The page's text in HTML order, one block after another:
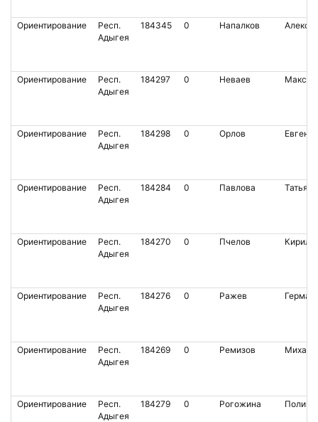
Ориентирование
Респ.
Адыгея
184345 0 Напалков
Ориентирование
Респ.
Адыгея
184297 0 Неваев Максим
Ориентирование
Респ.
Адыгея
184298 0 Орлов Евгений
Ориентирование
Респ.
Адыгея
184284 0 Павлова Татьяна
Ориентирование
Респ.
Адыгея
184270 0 Пчелов Кирилл
Ориентирование
Респ.
Адыгея
184276 0 Ражев Герман
Ориентирование
Респ.
Адыгея
184269 0 Ремизов Михаил
Ориентирование
Респ.
Адыгея
184279 0 Рогожина Полина